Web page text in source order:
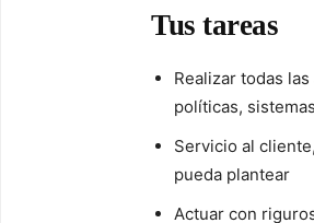
Tus tareas
Realizar todas
políticas,
Servicio al
pueda plantear
Actuar con